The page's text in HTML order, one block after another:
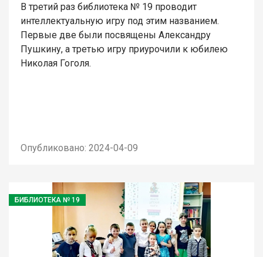
В третий раз библиотека № 19 проводит
интеллектуальную игру под этим названием.
Первые две были посвящены Александру
Пушкину, а третью игру приурочили к юбилею
Николая Гоголя.
Опубликовано: 2024-04-09
БИБЛИОТЕКА № 19